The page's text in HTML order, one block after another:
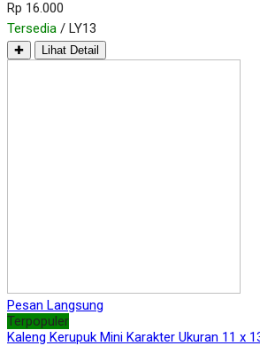
Rp 16.000
Tersedia / LY13
✚ Lihat Detail
Pesan Langsung
Terpopuler
Kaleng Kerupuk Mini Karakter Ukuran 11 x